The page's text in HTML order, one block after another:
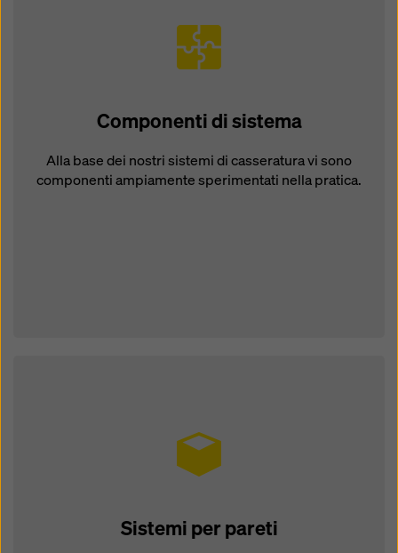
Componenti di sistema
Alla base dei nostri sistemi di casseratura vi sono
componenti ampiamente sperimentati nella pratica.
Sistemi per pareti